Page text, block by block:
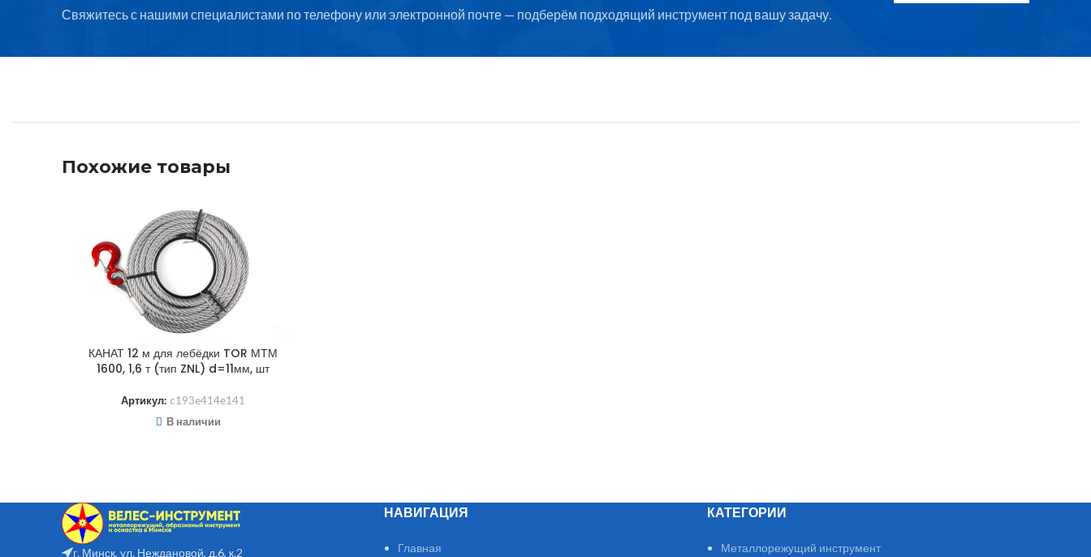
Свяжитесь с нашими специалистами по телефону или электронной почте — подберём подходящий инструмент под вашу задачу.
Похожие товары
КАНАТ 12 м для лебёдки TOR МТМ
1600, 1,6 т (тип ZNL) d=11мм, шт
Артикул: c193e414e141
В наличии
г. Минск, ул. Неждановой, д.6, к.2
НАВИГАЦИЯ
Главная
КАТЕГОРИИ
Металлорежущий инструмент